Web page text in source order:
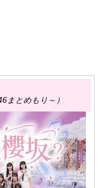
まとめもり～）